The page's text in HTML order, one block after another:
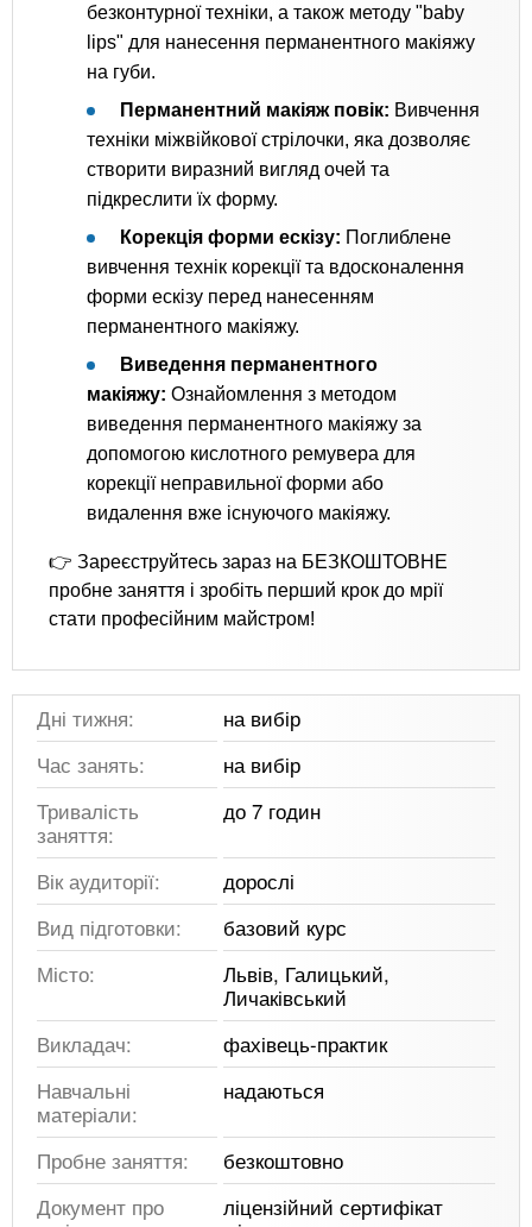
безконтурної техніки, а також методу "baby
lips" для нанесення перманентного макіяжу
на губи.
Перманентний макіяж повік: Вивчення
техніки міжвійкової стрілочки, яка дозволяє
створити виразний вигляд очей та
підкреслити їх форму.
Корекція форми ескізу: Поглиблене
вивчення технік корекції та вдосконалення
форми ескізу перед нанесенням
перманентного макіяжу.
Виведення перманентного
макіяжу: Ознайомлення з методом
виведення перманентного макіяжу за
допомогою кислотного ремувера для
корекції неправильної форми або
видалення вже існуючого макіяжу.
👉 Зареєструйтесь зараз на БЕЗКОШТОВНЕ
пробне заняття і зробіть перший крок до мрії
стати професійним майстром!
Дні тижня:
на вибір
Час занять:
на вибір
Тривалість
заняття:
до 7 годин
Вік аудиторії:
дорослі
Вид підготовки:
базовий курс
Місто:
Львів, Галицький,
Личаківський
Викладач:
фахівець-практик
Навчальні
матеріали:
надаються
Пробне заняття:
безкоштовно
Документ про
ліцензійний сертифікат